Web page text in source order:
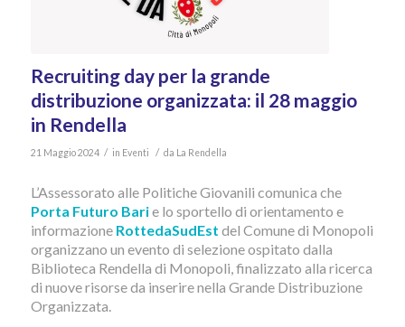
Recruiting day per la grande
distribuzione organizzata: il 28 maggio
in Rendella
21 Maggio 2024 / in Eventi / da La Rendella
L’Assessorato alle Politiche Giovanili comunica che
Porta Futuro Barie lo sportello di orientamento e
informazione RottedaSudEst del Comune di Monopoli
organizzano un evento di selezione ospitato dalla
Biblioteca Rendella di Monopoli, finalizzato alla ricerca
di nuove risorse da inserire nella Grande Distribuzione
Organizzata.